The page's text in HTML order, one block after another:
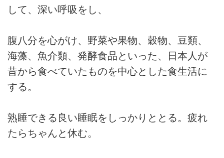
して、深い呼吸をし、
腹八分を心がけ、野菜や果物、穀物、豆類、
海藻、魚介類、発酵食品といった、日本人が
昔から食べていたものを中心とした食生活に
する。
熟睡できる良い睡眠をしっかりととる。疲れ
たらちゃんと休む。